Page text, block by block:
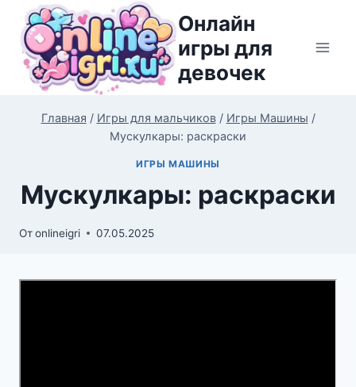
Перейти
содержимому
Онлайн
игры для
девочек
Главная / Игры для мальчиков / Игры Машины /
Мускулкары: раскраски
ИГРЫ МАШИНЫ
Мускулкары: раскраски
Отonlineigri 07.05.2025